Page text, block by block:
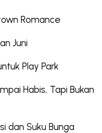
Romance
Juni
Play Park
Habis, Tapi Bukan
dan Suku Bunga